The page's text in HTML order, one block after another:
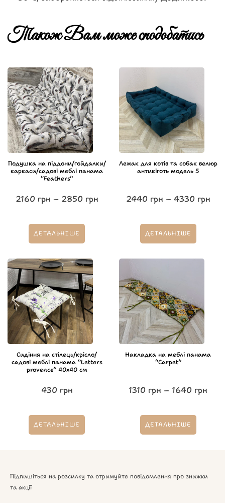
Також Вам може сподобатись
Подушка на піддони/гойдалки/
каркаси/садові меблі панама
“Feathers”
2160 грн – 2850 грн
ДЕТАЛЬНІШЕ
Лежак для котів та собак велюр
антикіготь модель 5
2440 грн – 4330 грн
ДЕТАЛЬНІШЕ
Сидіння на стілець/крісло/
садові меблі панама “Letters
provence” 40х40 см
430 грн
ДЕТАЛЬНІШЕ
Накладка на меблі панама
“Carpet”
1310 грн – 1640 грн
ДЕТАЛЬНІШЕ
Підпишіться на розсилку та отримуйте повідомлення про знижки
та акції